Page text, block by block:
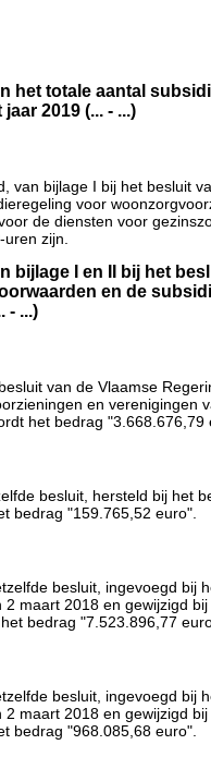
het totale aantal
2019 (... - ...)
van bijlage I bij het besluit
voor
de diensten voor
zijn.
bijlage I en II bij het
en de
- ...)
van de Vlaamse
en
het bedrag
besluit, hersteld bij het
bedrag "159.765,52 euro".
besluit, ingevoegd
maart 2018 en gewijzigd
bedrag "7.523.896,77
besluit, ingevoegd
maart 2018 en gewijzigd
bedrag "968.085,68 euro".